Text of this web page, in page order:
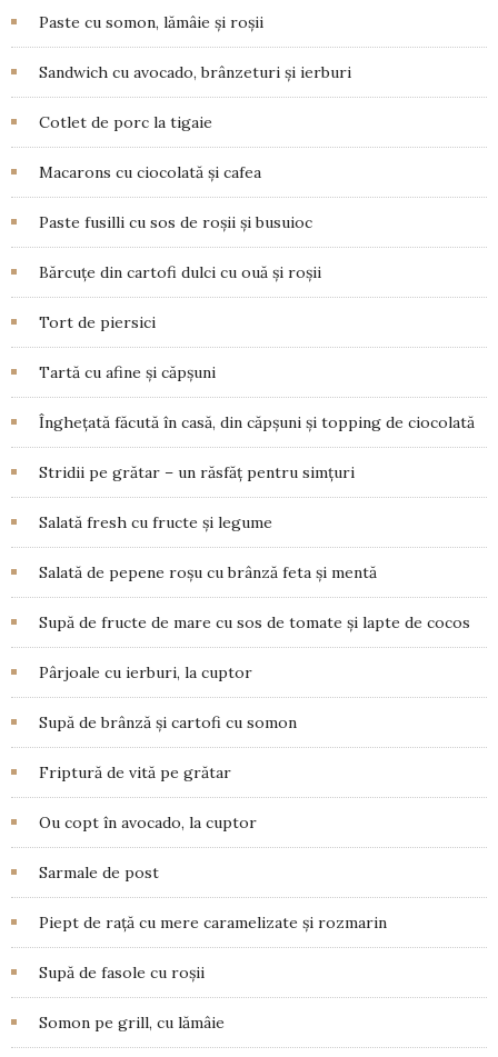
Paste cu somon, lămâie și roșii
Sandwich cu avocado, brânzeturi și ierburi
Cotlet de porc la tigaie
Macarons cu ciocolată și cafea
Paste fusilli cu sos de roșii și busuioc
Bărcuțe din cartofi dulci cu ouă și roșii
Tort de piersici
Tartă cu afine și căpșuni
Înghețată făcută în casă, din căpșuni și topping de ciocolată
Stridii pe grătar – un răsfăț pentru simțuri
Salată fresh cu fructe și legume
Salată de pepene roșu cu brânză feta și mentă
Supă de fructe de mare cu sos de tomate și lapte de cocos
Pârjoale cu ierburi, la cuptor
Supă de brânză și cartofi cu somon
Friptură de vită pe grătar
Ou copt în avocado, la cuptor
Sarmale de post
Piept de rață cu mere caramelizate și rozmarin
Supă de fasole cu roșii
Somon pe grill, cu lămâie